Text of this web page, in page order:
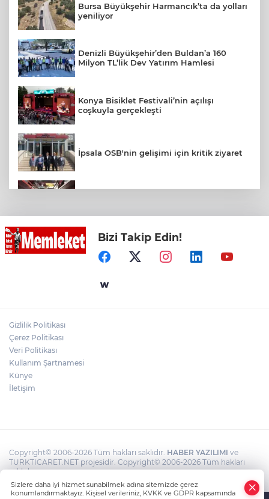
Bursa Büyükşehir Harmancık’ta da yolları
yeniliyor
Denizli Büyükşehir’den Buldan’a 160
Milyon TL’lik Dev Yatırım Hamlesi
Konya Bisiklet Festivali’nin açılışı
coşkuyla gerçekleşti
İpsala OSB'nin gelişimi için kritik ziyaret
Antalya Konyaaltı’nın merkez ve yayla
yolları yenilenecek
Bizi Takip Edin!
Gizlilik Politikası
Çerez Politikası
Veri Politikası
Kullanım Şartnamesi
Künye
İletişim
Copyright© 2006-2026 Tüm hakları saklıdır. HABER YAZILIMI ve
TURKTICARET.NET projesidir. Copyright© 2006-2026 Tüm hakları
saklıdır.
Sizlere daha iyi hizmet sunabilmek adına sitemizde çerez
konumlandırmaktayız. Kişisel verileriniz, KVKK ve GDPR kapsamında